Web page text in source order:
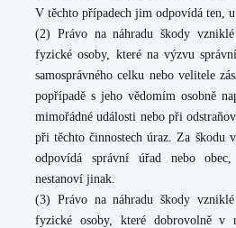
V těchto případech jim odpovídá ten,
(2) Právo na náhradu škody
fyzické osoby, které na výzvu
samosprávného celku nebo velitele
popřípadě s jeho vědomím osobně
mimořádné události nebo při
při těchto činnostech úraz. Za škodu
odpovídá správní úřad nebo
nestanoví jinak.
(3) Právo na náhradu škody
fyzické osoby, které dobrovolně v